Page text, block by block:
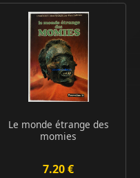
Le monde étrange des
momies
7.20 €